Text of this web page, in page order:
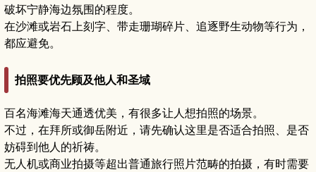
破坏宁静海边氛围的程度。
在沙滩或岩石上刻字、带走珊瑚碎片、追逐野生动物等行为，
都应避免。
拍照要优先顾及他人和圣域
百名海滩海天通透优美，有很多让人想拍照的场景。
不过，在拜所或御岳附近，请先确认这里是否适合拍照、是否
妨碍到他人的祈祷。
无人机或商业拍摄等超出普通旅行照片范畴的拍摄，有时需要